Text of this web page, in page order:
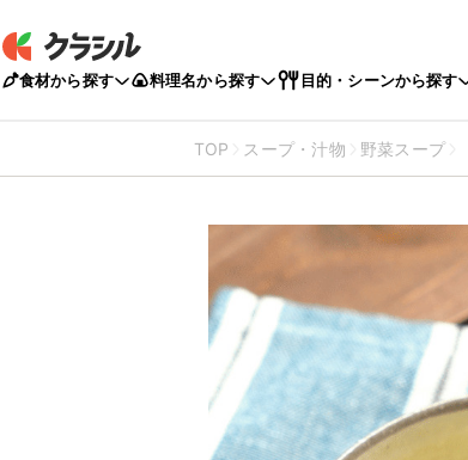
食材から探す 料理名から探す 目的・シーンから探す
TOP スープ・汁物 野菜スープ